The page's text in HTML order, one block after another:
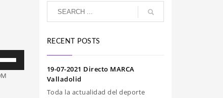
RECENT POSTS
19-07-2021 Directo MARCA
Valladolid
Toda la actualidad del deporte